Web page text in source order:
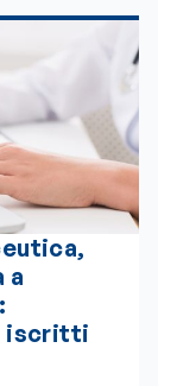
a
iscritti